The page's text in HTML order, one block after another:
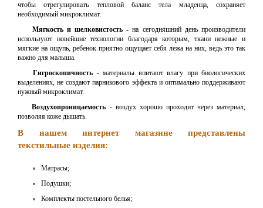
чтобы отрегулировать тепловой баланс тела младенца, сохраняет
необходимый микроклимат.
Мягкость и шелковистость -на сегодняшний день производители
используют новейшие технологии благодаря которым, ткани нежные и
мягкие на ощупь, ребенок приятно ощущает себя лежа на них, ведь это так
важно для малыша.
Гигроскопичность - материалы впитают влагу при биологических
выделениях, не создают парникового эффекта и оптимально поддерживают
нужный микроклимат.
Воздухопроницаемость - воздух хорошо проходит через материал,
позволяя коже дышать.
В нашем интернет магазине представлены
текстильные изделия:
Матрасы;
Подушки;
Комплекты постельного белья;